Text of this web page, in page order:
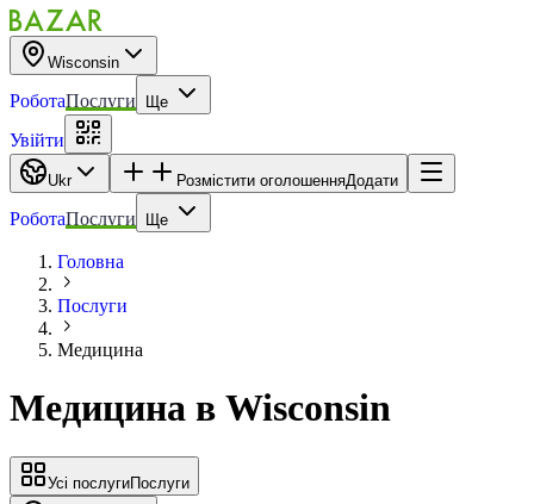
Wisconsin
РоботаПослуги Ще
Увійти
Ukr Розмістити оголошенняДодати
РоботаПослуги Ще
Головна
Послуги
Медицина
Медицина в Wisconsin
Усі послугиПослуги